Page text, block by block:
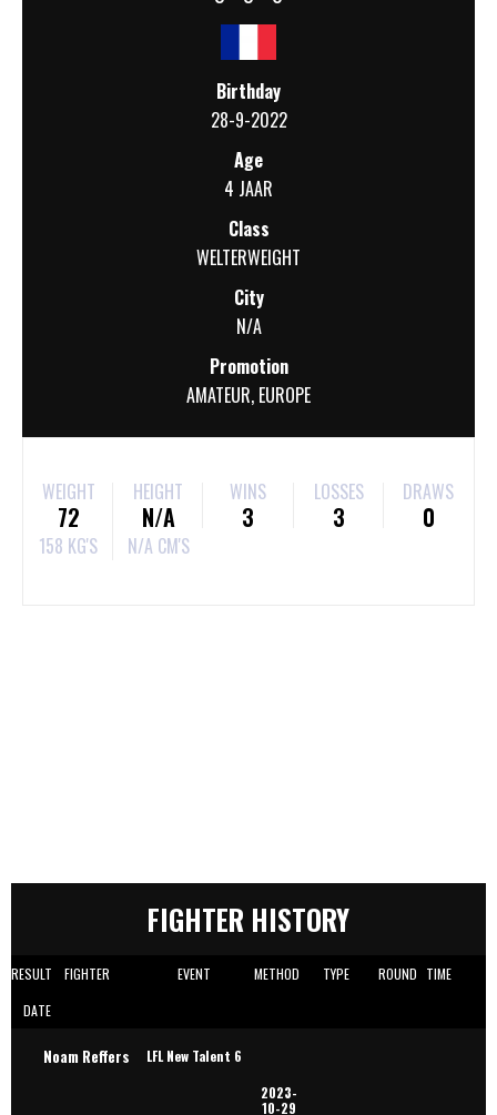
Birthday
28-9-2022
Age
4 JAAR
Class
WELTERWEIGHT
City
N/A
Promotion
AMATEUR, EUROPE
WEIGHT
72
158 KG'S
HEIGHT
N/A
N/A CM'S
WINS
3
LOSSES
3
DRAWS
0
FIGHTER HISTORY
RESULT FIGHTER EVENT METHOD TYPE ROUND TIME
DATE
Noam Reffers
LFL New Talent 6
2023-
10-29